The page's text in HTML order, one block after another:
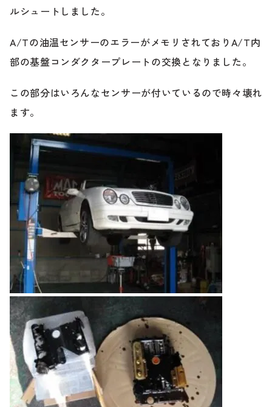
ケータハム岐阜
プライバシーポリシー
その他のお問い合わせ
電話・メールなどのご連絡方法意外にも、オンラインで
のご相談も可能です。
お問い合わせフォームにて、オンラインでのご連絡をご
希望ください。
ルシュートしました。
A/Tの油温センサーのエラーがメモリされておりA/T内
部の基盤コンダクタープレートの交換となりました。
この部分はいろんなセンサーが付いているので時々壊れ
ます。